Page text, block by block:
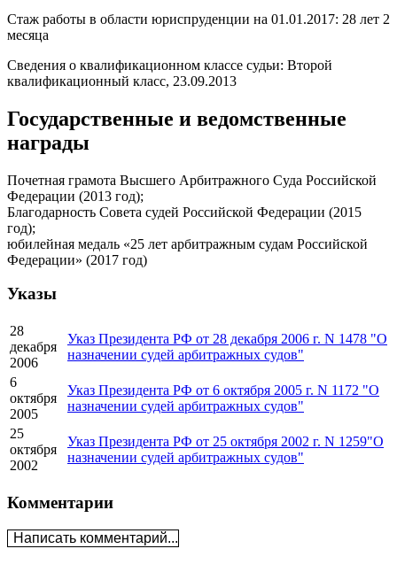
Стаж работы в области юриспруденции на 01.01.2017: 28 лет 2
месяца
Сведения о квалификационном классе судьи: Второй
квалификационный класс, 23.09.2013
Государственные и ведомственные
награды
Почетная грамота Высшего Арбитражного Суда Российской
Федерации (2013 год);
Благодарность Совета судей Российской Федерации (2015
год);
юбилейная медаль «25 лет арбитражным судам Российской
Федерации» (2017 год)
Указы
28
декабря
2006
Указ Президента РФ от 28 декабря 2006 г. N 1478 "О
назначении судей арбитражных судов"
6
октября
2005
Указ Президента РФ от 6 октября 2005 г. N 1172 "О
назначении судей арбитражных судов"
25
октября
2002
Указ Президента РФ от 25 октября 2002 г. N 1259"О
назначении судей арбитражных судов"
Комментарии
Написать комментарий...